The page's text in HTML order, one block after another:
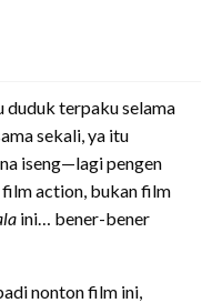
duduk terpaku selama
sekali, ya itu
iseng—lagi pengen
film action, bukan film
ini… bener-bener
nonton film ini,